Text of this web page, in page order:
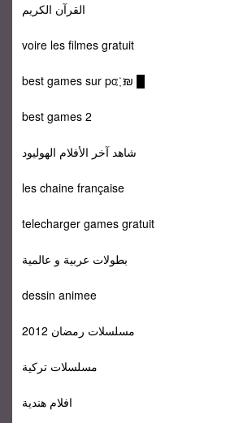
القرآن الكريم
voire les filmes gratuit
best games sur pc ҉ ₪ █
best games 2
شاهد آخر الأفلام الهوليود
les chaine française
telecharger games gratuit
بطولات عربية و عالمية
dessin animee
مسلسلات رمضان 2012
مسلسلات تركية
افلام هندية